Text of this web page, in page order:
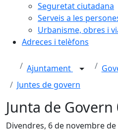
Seguretat ciutadana
Serveis a les
Urbanisme, obres i
Adreces i telèfons
Ajuntament
Juntes de govern
Junta de
Divendres, 6 de novembre de